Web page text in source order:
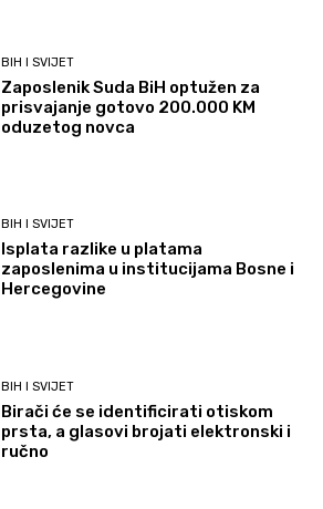
BIH I SVIJET
Zaposlenik Suda BiH optužen za
prisvajanje gotovo 200.000 KM
oduzetog novca
BIH I SVIJET
Isplata razlike u platama
zaposlenima u institucijama Bosne i
Hercegovine
BIH I SVIJET
Birači će se identificirati otiskom
prsta, a glasovi brojati elektronski i
ručno